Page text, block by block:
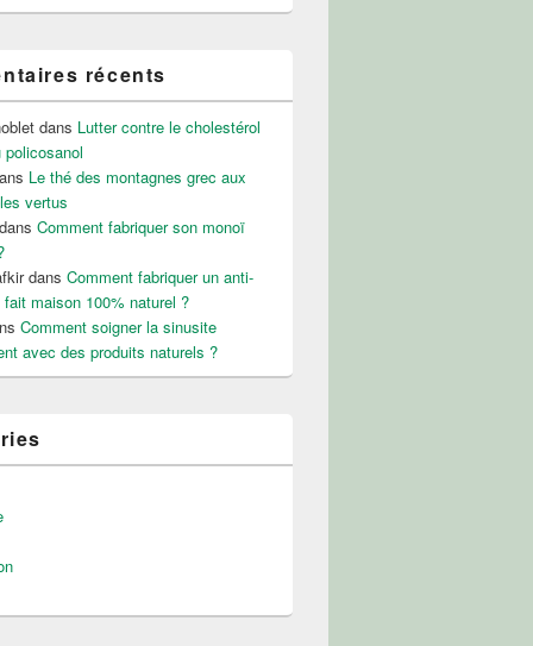
récents
dans Lutter contre le cholestérol
policosanol
Le thé des montagnes grec aux
vertus
dans Comment fabriquer son monoï
dans Comment fabriquer un anti-
maison 100% naturel ?
Comment soigner la sinusite
avec des produits naturels ?